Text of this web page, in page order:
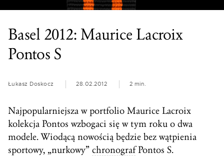
Basel 2012: Maurice Lacroix
Pontos S
Łukasz Doskocz 28.02.2012 2 min.
Najpopularniejsza w portfolio Maurice Lacroix
kolekcja Pontos wzbogaci się w tym roku o dwa
modele. Wiodącą nowością będzie bez wątpienia
sportowy, „nurkowy” chronografPontos S.